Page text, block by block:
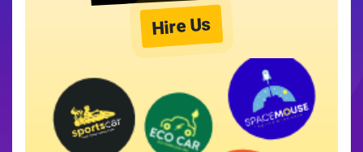
Hire Us